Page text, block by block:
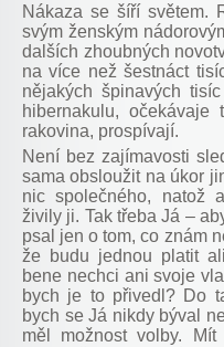
Nákaza se šíří světem.
svým ženským
dalších zhoubných
na více než šestnáct
nějakých špinavých
hibernakulu,
rakovina, prospívají.
Není bez zajímavosti
sama obsloužit na úkor
nic společného, natož
živily ji. Tak třeba Já –
psal jen o tom, co znám
že budu jednou platit
bene nechci ani svoje
bych je to přivedl? Do
bych se Já nikdy býval
měl možnost volby.